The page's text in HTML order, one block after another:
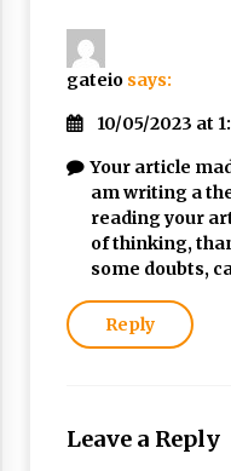
gateio says:
10/05/2023 at
Your article
am writing a
reading your
of thinking,
some doubts,
Reply
Leave a Reply